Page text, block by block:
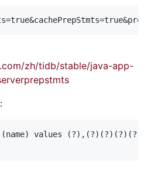
zh/tidb/stable/java-app-
values